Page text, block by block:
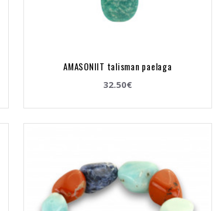
AMASONIIT talisman paelaga
32.50€